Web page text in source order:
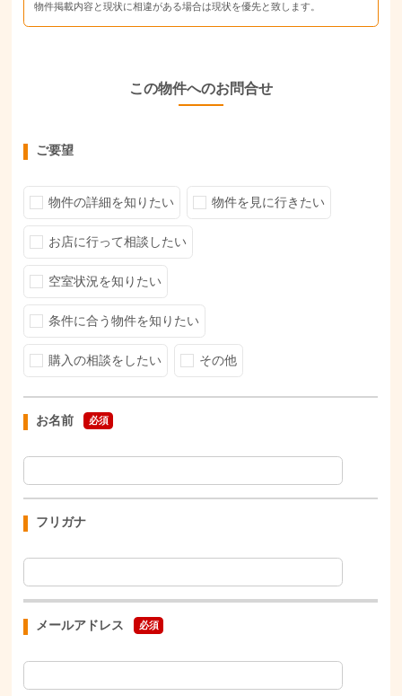
物件掲載内容と現状に相違がある場合は現状を優先と致します。
この物件へのお問合せ
ご要望
物件の詳細を知りたい 物件を見に行きたい
お店に行って相談したい
空室状況を知りたい
条件に合う物件を知りたい
購入の相談をしたい その他
お名前 必須
フリガナ
メールアドレス 必須